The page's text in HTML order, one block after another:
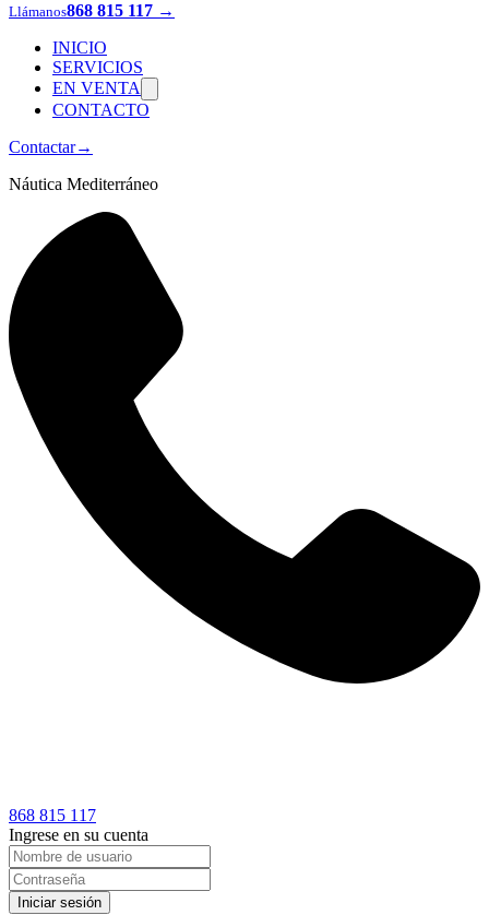
Llámanos868 815 117 →
INICIO
SERVICIOS
EN VENTA
CONTACTO
Contactar→
Náutica Mediterráneo
868 815 117
Ingrese en su cuenta
Iniciar sesión